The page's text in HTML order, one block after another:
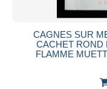
CAGNES SUR
CACHET ROND
FLAMME